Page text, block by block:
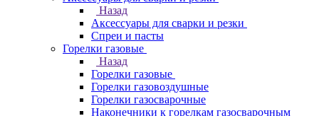
Назад
Аксессуары для сварки и резки
Спреи и пасты
Горелки газовые
Назад
Горелки газовые
Горелки газовоздушные
Горелки газосварочные
Наконечники к горелкам газосварочным